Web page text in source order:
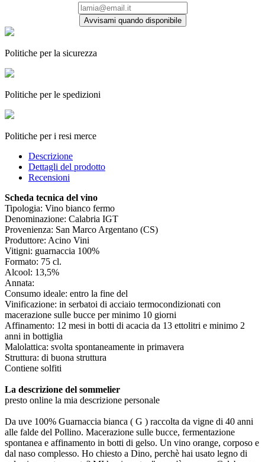
Avvisami quando disponibile
Politiche per la sicurezza
Politiche per le spedizioni
Politiche per i resi merce
Descrizione
Dettagli del prodotto
Recensioni
Scheda tecnica del vino
Tipologia: Vino bianco fermo
Denominazione: Calabria IGT
Provenienza: San Marco Argentano (CS)
Produttore: Acino Vini
Vitigni: guarnaccia 100%
Formato: 75 cl.
Alcool: 13,5%
Annata:
Consumo ideale: entro la fine del
Vinificazione: in serbatoi di acciaio termocondizionati con
macerazione sulle bucce per minimo 10 giorni
Affinamento: 12 mesi in botti di acacia da 13 ettolitri e minimo 2
anni in bottiglia
Malolattica: svolta spontaneamente in primavera
Struttura: di buona struttura
Contiene solfiti
La descrizione del sommelier
presto online la mia descrizione personale
Da uve 100% Guarnaccia bianca ( G ) raccolta da vigne di 40 anni
alle falde del Pollino. Macerazione sulle bucce, fermentazione
spontanea e affinamento in botti di gelso. Un vino orange, corposo e
dal naso complesso. Ho chiesto a Dino, perchè hai usato legno di